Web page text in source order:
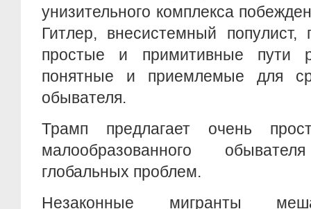
унизительного комплекса
Гитлер, внесистемный
простые и примитивные пути
понятные и приемлемые для
обывателя.
Трамп предлагает очень
малообразованного
глобальных проблем.
Незаконные мигранты